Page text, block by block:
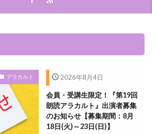
アラカルト 2026年8月4日
会員・受講生限定！『第19回
朗読アラカルト』出演者募集
のお知らせ【募集期間：8月
18日(火)～23日(日)】